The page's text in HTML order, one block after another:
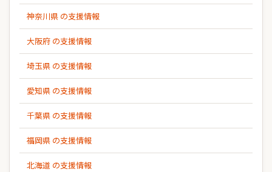
神奈川県 の支援情報
大阪府 の支援情報
埼玉県 の支援情報
愛知県 の支援情報
千葉県 の支援情報
福岡県 の支援情報
北海道 の支援情報